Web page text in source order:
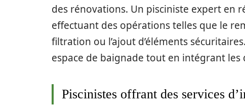
des rénovations. Un pisciniste expert en
effectuant des opérations telles que le
filtration ou l’ajout d’éléments
espace de baignade tout en intégrant
Piscinistes offrant des services